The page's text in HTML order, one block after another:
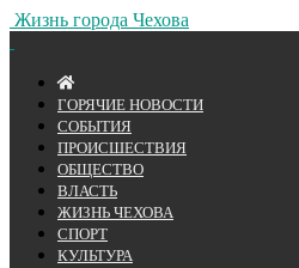
Жизнь города Чехова
ГОРЯЧИЕ НОВОСТИ
СОБЫТИЯ
ПРОИСШЕСТВИЯ
ОБЩЕСТВО
ВЛАСТЬ
ЖИЗНЬ ЧЕХОВА
СПОРТ
КУЛЬТУРА